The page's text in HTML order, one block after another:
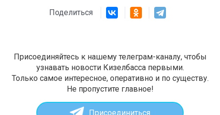
Поделиться
Присоединяйтесь к нашему телеграм-каналу, чтобы
узнавать новости Кизелбасса первыми.
Только самое интересное, оперативно и по существу.
Не пропустите главное!
Присоединиться